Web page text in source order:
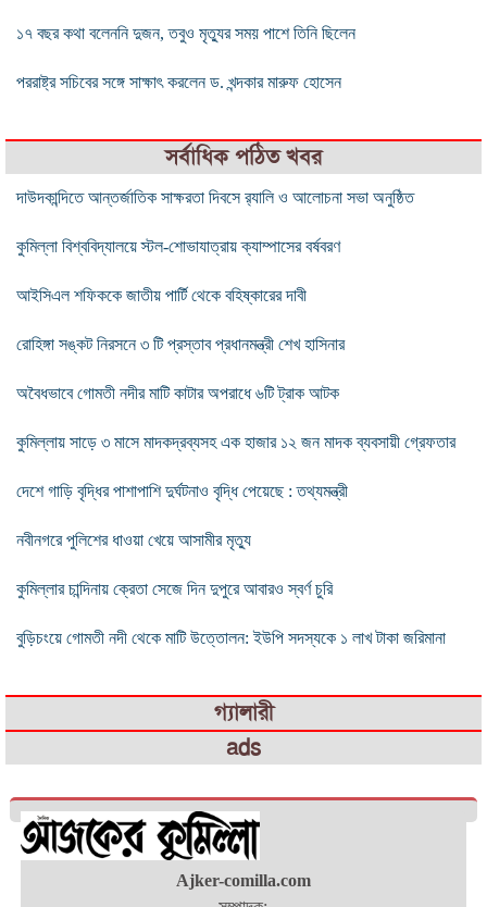
১৭ বছর কথা বলেননি দুজন, তবুও মৃত্যুর সময় পাশে তিনি ছিলেন
পররাষ্ট্র সচিবের সঙ্গে সাক্ষাৎ করলেন ড. খন্দকার মারুফ হোসেন
সর্বাধিক পঠিত খবর
দাউদকান্দিতে আন্তর্জাতিক সাক্ষরতা দিবসে র‌্যালি ও আলোচনা সভা অনুষ্ঠিত
কুমিল্লা বিশ্ববিদ্যালয়ে স্টল-শোভাযাত্রায় ক্যাম্পাসের বর্ষবরণ
আইসিএল শফিককে জাতীয় পার্টি থেকে বহিষ্কারের দাবী
রোহিঙ্গা সঙ্কট নিরসনে ৩ টি প্রস্তাব প্রধানমন্ত্রী শেখ হাসিনার
অবৈধভাবে গোমতী নদীর মাটি কাটার অপরাধে ৬টি ট্রাক আটক
কুমিল্লায় সাড়ে ৩ মাসে মাদকদ্রব্যসহ এক হাজার ১২ জন মাদক ব্যবসায়ী গ্রেফতার
দেশে গাড়ি বৃদ্ধির পাশাপাশি দুর্ঘটনাও বৃদ্ধি পেয়েছে : তথ্যমন্ত্রী
নবীনগরে পুলিশের ধাওয়া খেয়ে আসামীর মৃত্যু
কুমিল্লার চান্দিনায় ক্রেতা সেজে দিন দুপুরে আবারও স্বর্ণ চুরি
বুড়িচংয়ে গোমতী নদী থেকে মাটি উত্তোলন: ইউপি সদস্যকে ১ লাখ টাকা জরিমানা
গ্যালারী
ads
Ajker-comilla.com